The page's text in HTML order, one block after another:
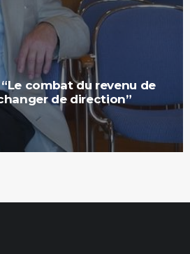
combat du revenu de
de direction”